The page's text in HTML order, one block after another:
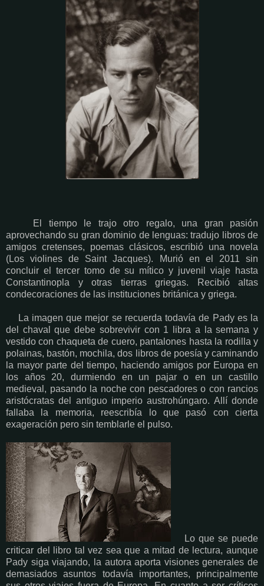
El tiempo le trajo otro regalo, una gran pasión
aprovechando su gran dominio de lenguas: tradujo libros de
amigos cretenses, poemas clásicos, escribió una novela
(Los violines de Saint Jacques). Murió en el 2011 sin
concluir el tercer tomo de su mítico y juvenil viaje hasta
Constantinopla y otras tierras griegas. Recibió altas
condecoraciones de las instituciones británica y griega.
La imagen que mejor se recuerda todavía de Pady es la
del chaval que debe sobrevivir con 1 libra a la semana y
vestido con chaqueta de cuero, pantalones hasta la rodilla y
polainas, bastón, mochila, dos libros de poesía y caminando
la mayor parte del tiempo, haciendo amigos por Europa en
los años 20, durmiendo en un pajar o en un castillo
medieval, pasando la noche con pescadores o con rancios
aristócratas del antiguo imperio austrohúngaro. Allí donde
fallaba la memoria, reescribía lo que pasó con cierta
exageración pero sin temblarle el pulso.
Lo que se puede
criticar del libro tal vez sea que a mitad de lectura, aunque
Pady siga viajando, la autora aporta visiones generales de
demasiados asuntos todavía importantes, principalmente